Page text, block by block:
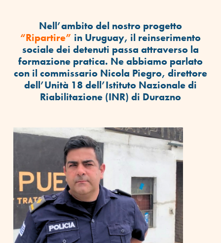
Nell’ambito del nostro progetto
“Ripartire” in Uruguay, il reinserimento
sociale dei detenuti passa attraverso la
formazione pratica. Ne abbiamo parlato
con il commissario Nicola Piegro, direttore
dell’Unità 18 dell’Istituto Nazionale di
Riabilitazione (INR) di Durazno